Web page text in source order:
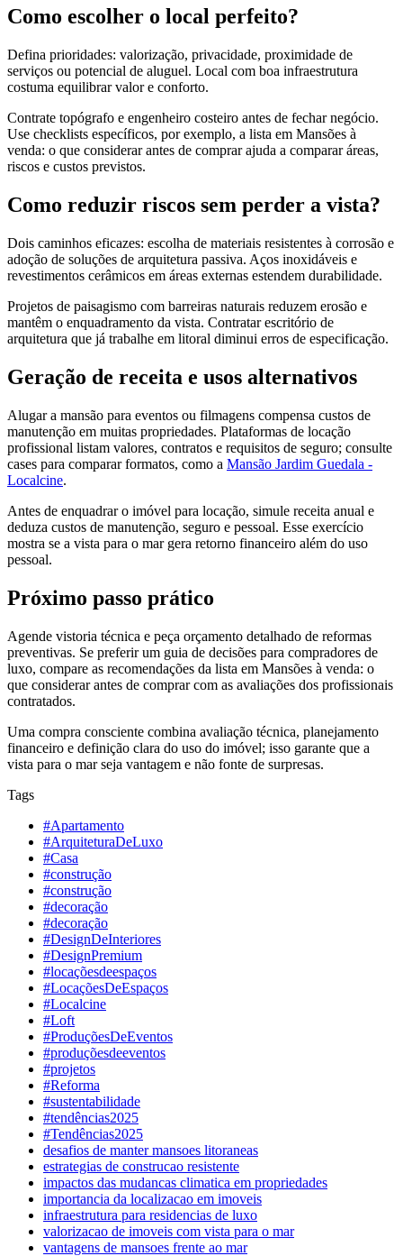
Como escolher o local perfeito?
Defina prioridades: valorização, privacidade, proximidade de
serviços ou potencial de aluguel. Local com boa infraestrutura
costuma equilibrar valor e conforto.
Contrate topógrafo e engenheiro costeiro antes de fechar negócio.
Use checklists específicos, por exemplo, a lista em Mansões à
venda: o que considerar antes de comprar ajuda a comparar áreas,
riscos e custos previstos.
Como reduzir riscos sem perder a vista?
Dois caminhos eficazes: escolha de materiais resistentes à corrosão e
adoção de soluções de arquitetura passiva. Aços inoxidáveis e
revestimentos cerâmicos em áreas externas estendem durabilidade.
Projetos de paisagismo com barreiras naturais reduzem erosão e
mantêm o enquadramento da vista. Contratar escritório de
arquitetura que já trabalhe em litoral diminui erros de especificação.
Geração de receita e usos alternativos
Alugar a mansão para eventos ou filmagens compensa custos de
manutenção em muitas propriedades. Plataformas de locação
profissional listam valores, contratos e requisitos de seguro; consulte
cases para comparar formatos, como a Mansão Jardim Guedala -
Localcine.
Antes de enquadrar o imóvel para locação, simule receita anual e
deduza custos de manutenção, seguro e pessoal. Esse exercício
mostra se a vista para o mar gera retorno financeiro além do uso
pessoal.
Próximo passo prático
Agende vistoria técnica e peça orçamento detalhado de reformas
preventivas. Se preferir um guia de decisões para compradores de
luxo, compare as recomendações da lista em Mansões à venda: o
que considerar antes de comprar com as avaliações dos profissionais
contratados.
Uma compra consciente combina avaliação técnica, planejamento
financeiro e definição clara do uso do imóvel; isso garante que a
vista para o mar seja vantagem e não fonte de surpresas.
Tags
#Apartamento
#ArquiteturaDeLuxo
#Casa
#construção
#construção
#decoração
#decoração
#DesignDeInteriores
#DesignPremium
#locaçõesdeespaços
#LocaçõesDeEspaços
#Localcine
#Loft
#ProduçõesDeEventos
#produçõesdeeventos
#projetos
#Reforma
#sustentabilidade
#tendências2025
#Tendências2025
desafios de manter mansoes litoraneas
estrategias de construcao resistente
impactos das mudancas climatica em propriedades
importancia da localizacao em imoveis
infraestrutura para residencias de luxo
valorizacao de imoveis com vista para o mar
vantagens de mansoes frente ao mar